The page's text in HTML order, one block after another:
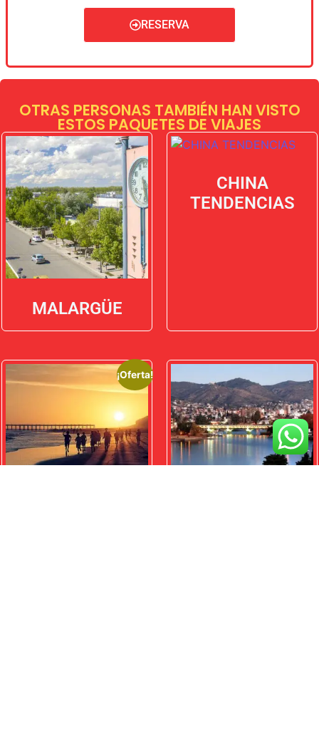
RESERVA
OTRAS PERSONAS TAMBIÉN HAN VISTO
ESTOS PAQUETES DE VIAJES
MALARGÜE
CHINA
TENDENCIAS
¡Oferta!